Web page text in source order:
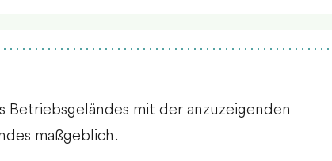
Betriebsgeländes mit der anzuzeigenden
maßgeblich.